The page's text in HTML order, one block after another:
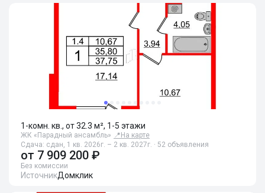
1-комн. кв., от 32.3 м², 1-5 этажи
ЖК «Парадный ансамбль» 📍 На карте
Сдача: сдан, 1 кв. 2026г. – 2 кв. 2027г. · 52 объявления
от 7 909 200 ₽
Без комиссии
ИсточникДомклик